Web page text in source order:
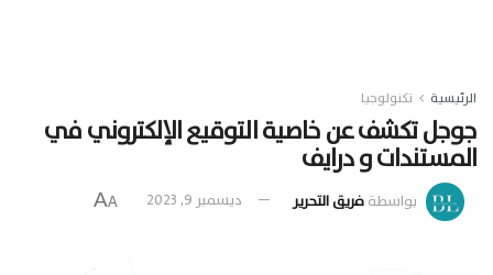
الرئيسية تكنولوجيا
جوجل تكشف عن خاصية التوقيع الإلكتروني في
المستندات و درايف
بواسطةفريق التحرير ديسمبر 9, 2023 A
A